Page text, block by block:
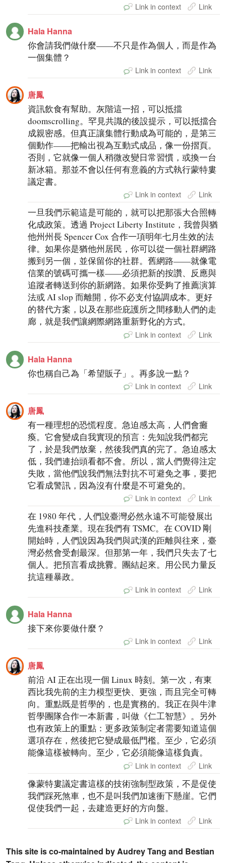
Link in context Link
Hala Hanna
你會請我們做什麼——不只是作為個人，而是作為
一個集體？
Link in context Link
唐鳳
資訊飲食有幫助。灰階這一招，可以抵擋
doomscrolling。罕見共識的後設提示，可以抵擋合
成親密感。但真正讓集體行動成為可能的，是第三
個動作——把輸出視為互動式成品，像一份摺頁。
否則，它就像一個人稍微改變日常習慣，或換一台
新冰箱。那並不會以任何有意義的方式執行蒙特婁
議定書。
Link in context Link
一旦我們示範這是可能的，就可以把那張大合照轉
化成政策。透過 Project Liberty Institute，我曾與猶
他州州長 Spencer Cox 合作一項明年七月生效的法
律。如果你是猶他州居民，你可以從一個社群網路
搬到另一個，並保留你的社群。舊網路——就像電
信業的號碼可攜一樣——必須把新的按讚、反應與
追蹤者轉送到你的新網路。如果你受夠了推薦演算
法或 AI slop 而離開，你不必支付協調成本。更好
的替代方案，以及在那些庇護所之間移動人們的走
廊，就是我們讓網際網路重新野化的方式。
Link in context Link
Hala Hanna
你也稱自己為「希望販子」。再多說一點？
Link in context Link
唐鳳
有一種理想的恐慌程度。急迫感太高，人們會癱
瘓。它會變成自我實現的預言：先知說我們都完
了，於是我們放棄，然後我們真的完了。急迫感太
低，我們連抬頭看都不會。所以，當人們覺得注定
失敗，當他們說我們無法對抗不可避免之事，要把
它看成警訊，因為沒有什麼是不可避免的。
Link in context Link
在 1980 年代，人們說臺灣必然永遠不可能發展出
先進科技產業。現在我們有 TSMC。在 COVID 剛
開始時，人們說因為我們與武漢的距離與往來，臺
灣必然會受創最深。但那第一年，我們只失去了七
個人。把預言看成挑釁。團結起來。用公民力量反
抗這種暴政。
Link in context Link
Hala Hanna
接下來你要做什麼？
Link in context Link
唐鳳
前沿 AI 正在出現一個 Linux 時刻。第一次，有東
西比我先前的主力模型更快、更強，而且完全可轉
向。重點既是哲學的，也是實務的。我正在與牛津
哲學團隊合作一本新書，叫做《仁工智慧》。另外
也有政策上的重點：更多政策制定者需要知道這個
選項存在，然後把它變成最低門檻。至少，它必須
能像這樣被轉向。至少，它必須能像這樣負責。
Link in context Link
像蒙特婁議定書這樣的技術強制型政策，不是促使
我們踩死煞車，也不是叫我們加速衝下懸崖。它們
促使我們一起，去建造更好的方向盤。
Link in context Link
This site is co-maintained by Audrey Tang and Bestian